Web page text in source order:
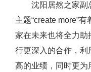
沈阳居然之家副
主题“create more”
家在未来也将全力助
行更深入的合作，利
高的业绩，同时更为